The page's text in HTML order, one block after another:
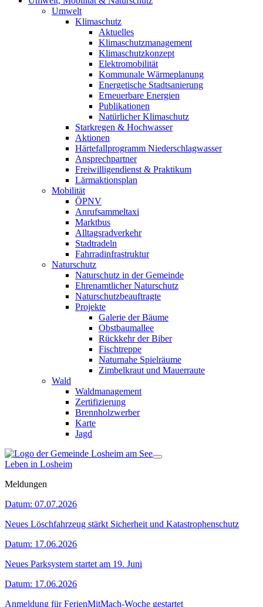
Umwelt
Klimaschutz
Aktuelles
Klimaschutzmanagement
Klimaschutzkonzept
Elektromobilität
Kommunale Wärmeplanung
Energetische Stadtsanierung
Erneuerbare Energien
Publikationen
Natürlicher Klimaschutz
Starkregen & Hochwasser
Aktionen
Härtefallprogramm Niederschlagwasser
Ansprechpartner
Freiwilligendienst & Praktikum
Lärmaktionsplan
Mobilität
ÖPNV
Anrufsammeltaxi
Marktbus
Alltagsradverkehr
Stadtradeln
Fahrradinfrastruktur
Naturschutz
Naturschutz in der Gemeinde
Ehrenamtlicher Naturschutz
Naturschutzbeauftragte
Projekte
Galerie der Bäume
Obstbaumallee
Rückkehr der Biber
Fischtreppe
Naturnahe Spielräume
Zimbelkraut und Mauerraute
Wald
Waldmanagement
Zertifizierung
Brennholzwerber
Karte
Jagd
Leben in Losheim
Meldungen
Datum: 07.07.2026
Neues Löschfahrzeug stärkt Sicherheit und Katastrophenschutz
Datum: 17.06.2026
Neues Parksystem startet am 19. Juni
Datum: 17.06.2026
Anmeldung für FerienMitMach-Woche gestartet